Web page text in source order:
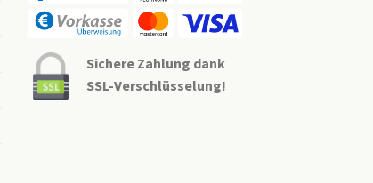
Sichere Zahlung dank
SSL-Verschlüsselung!